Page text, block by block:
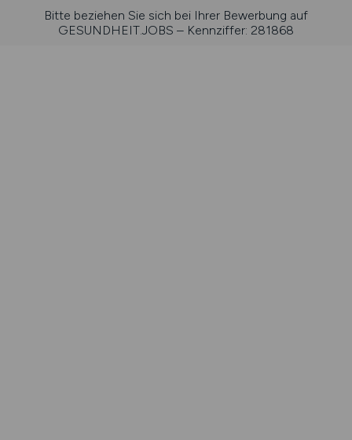
Bitte beziehen Sie sich bei Ihrer Bewerbung auf
GESUNDHEIT.JOBS – Kennziffer: 281868